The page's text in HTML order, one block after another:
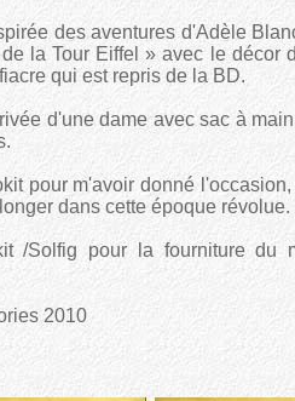
des aventures d'Adèle
la Tour Eiffel » avec le décor
qui est repris de la BD.
d'une dame avec sac à
pour m'avoir donné
dans cette époque révolue.
/Solfig pour la fourniture du
2010